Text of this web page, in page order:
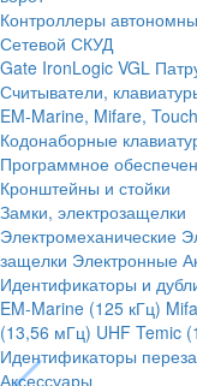
Контроллеры
Сетевой СКУД
Gate IronLogic VGL
Считыватели,
EM-Marine, Mifare,
Кодонаборные
Программное
Кронштейны и стойки
Замки, электрозащелки
Электромеханические
защелки Электронные
Идентификаторы и
EM-Marine (125 кГц)
(13,56 мГц) UHF Temic
Идентификаторы
Аксессуары